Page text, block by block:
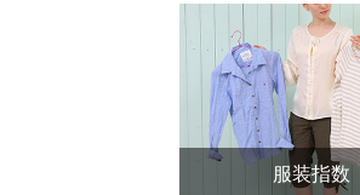
服装指数